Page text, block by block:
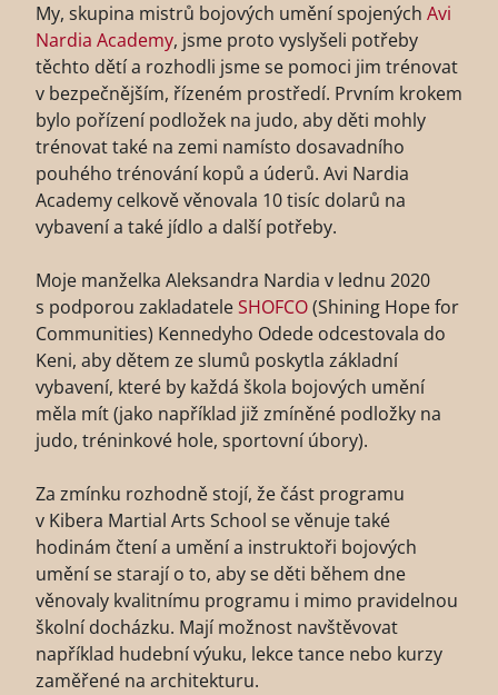
My, skupina mistrů bojových umění spojených Avi
Nardia Academy, jsme proto vyslyšeli potřeby
těchto dětí a rozhodli jsme se pomoci jim trénovat
v bezpečnějším, řízeném prostředí. Prvním krokem
bylo pořízení podložek na judo, aby děti mohly
trénovat také na zemi namísto dosavadního
pouhého trénování kopů a úderů. Avi Nardia
Academy celkově věnovala 10 tisíc dolarů na
vybavení a také jídlo a další potřeby.
Moje manželka Aleksandra Nardia v lednu 2020
s podporou zakladateleSHOFCO(Shining Hope for
Communities) Kennedyho Odede odcestovala do
Keni, aby dětem ze slumů poskytla základní
vybavení, které by každá škola bojových umění
měla mít (jako například již zmíněné podložky na
judo, tréninkové hole, sportovní úbory).
Za zmínku rozhodně stojí, že část programu
v Kibera Martial Arts School se věnuje také
hodinám čtení a umění a instruktoři bojových
umění se starají o to, aby se děti během dne
věnovaly kvalitnímu programu i mimo pravidelnou
školní docházku. Mají možnost navštěvovat
například hudební výuku, lekce tance nebo kurzy
zaměřené na architekturu.